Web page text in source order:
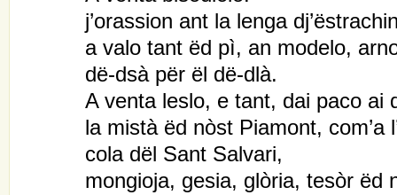
j’orassion ant la lenga
a valo tant ëd pì, an modelo,
dë-dsà për ël dë-dlà.
A venta leslo, e tant, dai paco ai
la mistà ëd nòst Piamont, com’a
cola dël Sant Salvari,
mongioja, gesia, glòria, tesòr ëd